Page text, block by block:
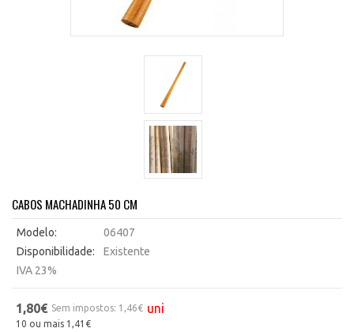
CABOS MACHADINHA 50 CM
Modelo:
06407
Disponibilidade:
Existente
IVA 23%
1,80€ Sem impostos: 1,46€ uni
10 ou mais 1,41€